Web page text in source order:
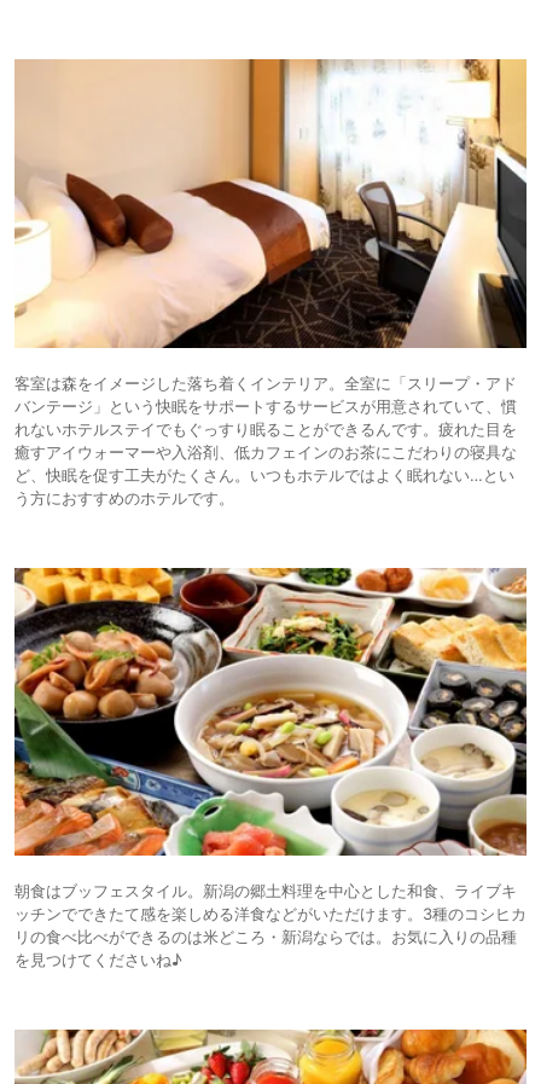
客室は森をイメージした落ち着くインテリア。全室に「スリープ・アド
バンテージ」という快眠をサポートするサービスが用意されていて、慣
れないホテルステイでもぐっすり眠ることができるんです。疲れた目を
癒すアイウォーマーや入浴剤、低カフェインのお茶にこだわりの寝具な
ど、快眠を促す工夫がたくさん。いつもホテルではよく眠れない…とい
う方におすすめのホテルです。
朝食はブッフェスタイル。新潟の郷土料理を中心とした和食、ライブキ
ッチンでできたて感を楽しめる洋食などがいただけます。3種のコシヒカ
リの食べ比べができるのは米どころ・新潟ならでは。お気に入りの品種
を見つけてくださいね♪